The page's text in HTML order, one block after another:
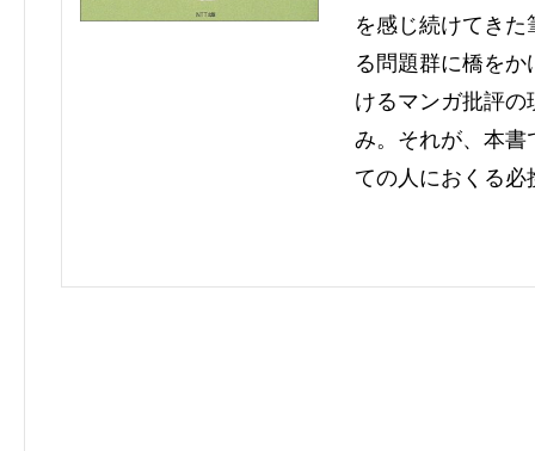
を感じ続けてき
る問題群に橋を
けるマンガ批評
み。それが、本書
ての人におくる必